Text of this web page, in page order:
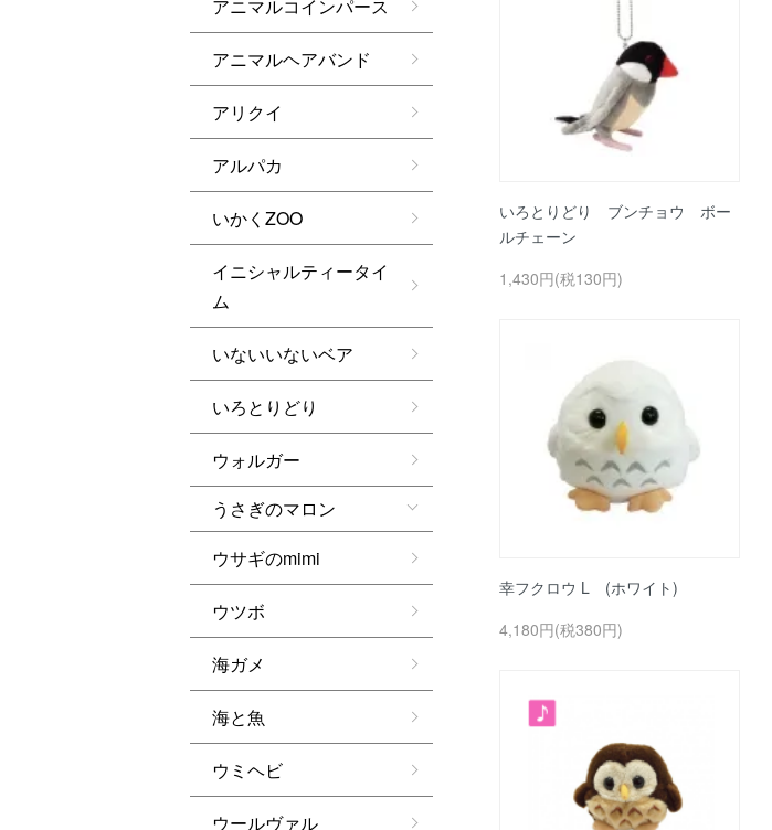
いろとりどり ブンチョウ ボー
ルチェーン
1,430円(税130円)
幸フクロウ L (ホワイト)
4,180円(税380円)
アニマルコインパース
アニマルヘアバンド
アリクイ
アルパカ
いかくZOO
イニシャルティータイ
ム
いないいないベア
いろとりどり
ウォルガー
うさぎのマロン
ウサギのmimi
ウツボ
海ガメ
海と魚
ウミヘビ
ウールヴァル